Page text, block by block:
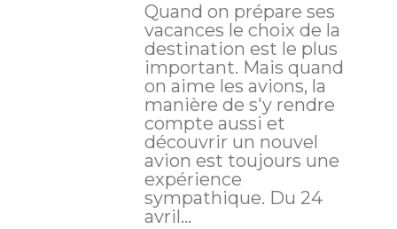
Quand on prépare ses
vacances le choix de la
destination est le plus
important. Mais quand
on aime les avions, la
manière de s'y rendre
compte aussi et
découvrir un nouvel
avion est toujours une
expérience
sympathique. Du 24
avril...